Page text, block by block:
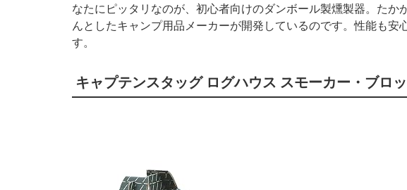
なたにピッタリなのが、初心者向けのダンボール製燻製器。たか
んとしたキャンプ用品メーカーが開発しているのです。性能も安
す。
キャプテンスタッグ ログハウス スモーカー・ブ